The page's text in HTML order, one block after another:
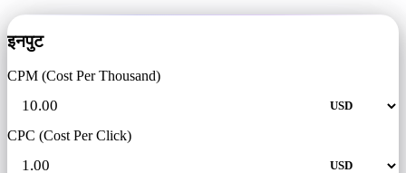
इनपुट
CPM (Cost Per Thousand)
CPC (Cost Per Click)